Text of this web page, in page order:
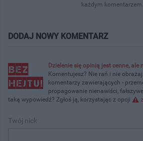
każdym komentarzem.
DODAJ NOWY KOMENTARZ
Dzielenie się opinią jest cenne, ale
Komentujesz? Nie rań i nie
komentarzy zawierających -
propagowanie nienawiści,
taką wypowiedź? Zgłoś ją, korzystając z opcji
Twój nick